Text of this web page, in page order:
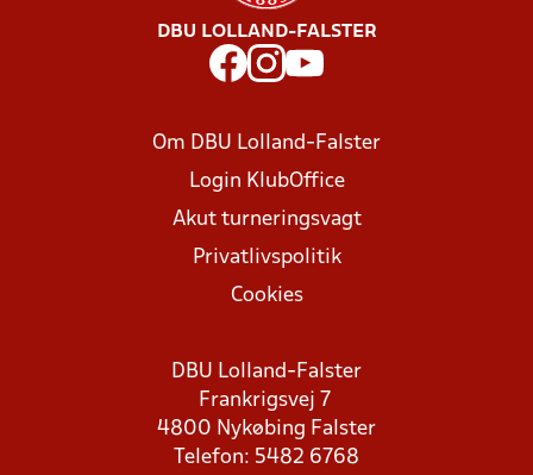
DBU LOLLAND-FALSTER
Om DBU Lolland-Falster
Login KlubOffice
Akut turneringsvagt
Privatlivspolitik
Cookies
DBU Lolland-Falster
Frankrigsvej 7
4800 Nykøbing Falster
Telefon: 5482 6768